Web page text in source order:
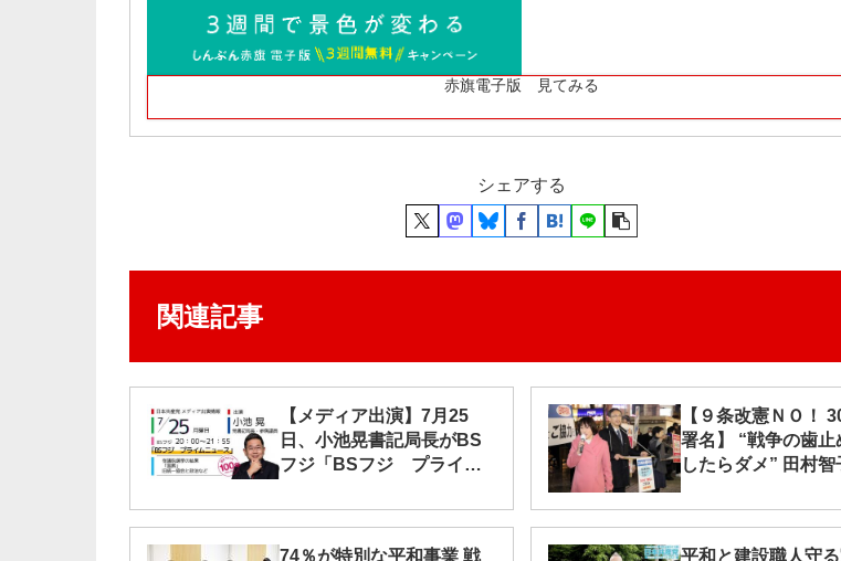
赤旗電子版 見てみる
シェアする
関連記事
【メディア出演】7月25
日、小池晃書記局長がBS
フジ「BSフジ プライム
【９条改憲ＮＯ！
署名】 “戦争の歯止
したらダメ” 田村智
員長、塩川鉄也衆院
訴え
74％が特別な平和事業 戦
平和と建設職人守